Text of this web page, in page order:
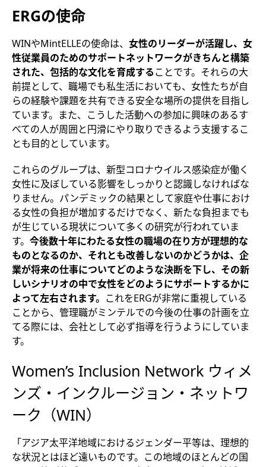
ERGの使命
WINやMintELLEの使命は、 女性のリーダーが活躍し、女
性従業員のためのサポートネットワークがきちんと構築
された、包括的な文化を育成することです。それらの大
前提として、職場でも私生活においても、女性たちが自
らの経験や課題を共有できる安全な場所の提供を目指し
ています。また、こうした活動への参加に興味のあるす
べての人が周囲と円滑にやり取りできるよう支援するこ
とも目的としています。
これらのグループは、新型コロナウイルス感染症が働く
女性に及ぼしている影響をしっかりと認識しなければな
りません。パンデミックの結果として家庭や仕事におけ
る女性の負担が増加するだけでなく、新たな負担までも
が生じている現状について多くの研究が行われていま
す。 今後数十年にわたる女性の職場の在り方が理想的な
ものとなるのか、それとも改善しないのかどうかは、企
業が将来の仕事についてどのような決断を下し、その新
しいシナリオの中で女性をどのようにサポートするかに
よって左右されます。 これをERGが非常に重視している
ことから、管理職がミンテルでの今後の仕事の計画を立
てる際には、会社として必ず指導を行うようにしていま
す。
Women’s Inclusion Network ウィメ
ンズ・インクルージョン・ネットワ
ーク（WIN）
「アジア太平洋地域におけるジェンダー平等は、理想的
な状況とはほど遠いものです。この地域のほとんどの国